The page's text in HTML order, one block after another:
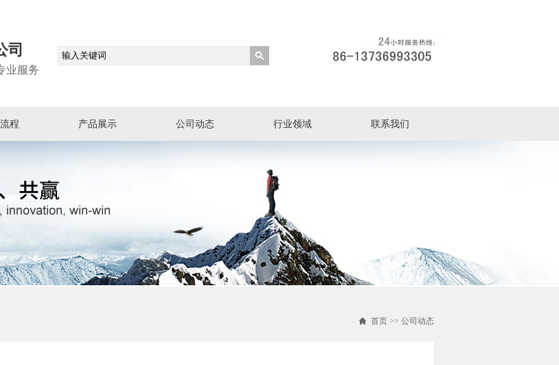
司
业服务
程 产品展示 公司动态 行业领域 联系我们
首页 >> 公司动态